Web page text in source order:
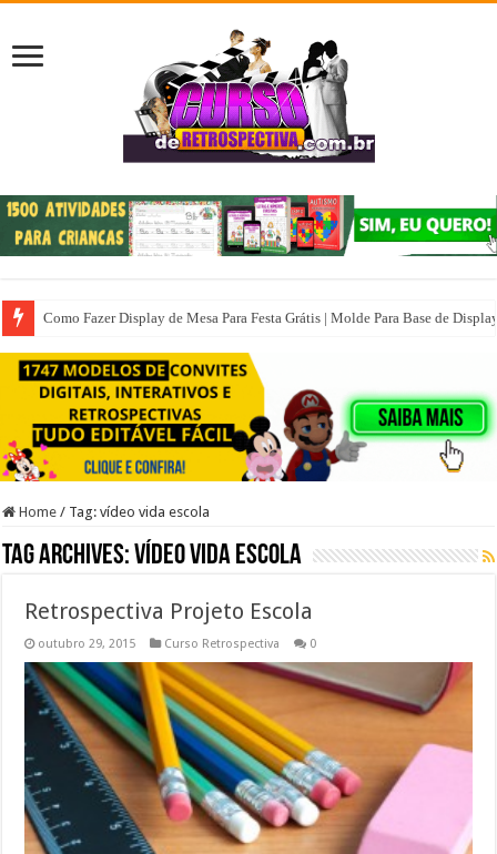
Como Fazer Display de Mesa Para Festa Grátis | Molde Para Base de
Home / Tag:vídeo vida escola
Tag Archives:vídeo vida escola
Retrospectiva Projeto Escola
outubro 29, 2015 Curso Retrospectiva 0